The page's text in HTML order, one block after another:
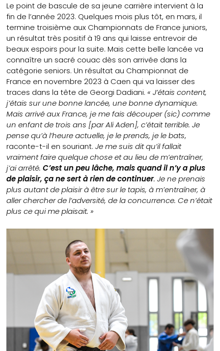
Le point de bascule de sa jeune carrière intervient à la
fin de l’année 2023. Quelques mois plus tôt, en mars, il
termine troisième aux Championnats de France juniors,
un résultat très positif à 19 ans qui laisse entrevoir de
beaux espoirs pour la suite. Mais cette belle lancée va
connaître un sacré couac dès son arrivée dans la
catégorie seniors. Un résultat au Championnat de
France en novembre 2023 à Caen qui va laisser des
traces dans la tête de Georgi Dadiani.« J’étais content,
j’étais sur une bonne lancée, une bonne dynamique.
Mais arrivé aux France, je me fais découper (sic) comme
un enfant de trois ans [par Ali Aden], c’était terrible. Je
pense qu’à l’heure actuelle, je le prends, je le bats,
raconte-t-il en souriant.Je me suis dit qu’il fallait
vraiment faire quelque chose et au lieu de m’entraîner,
j’ai arrêté.C’est un peu lâche, mais quand il n’y a plus
de plaisir, ça ne sert à rien de continuer. Je ne prenais
plus autant de plaisir à être sur le tapis, à m’entraîner, à
aller chercher de l’adversité, de la concurrence. Ce n’était
plus ce qui me plaisait. »